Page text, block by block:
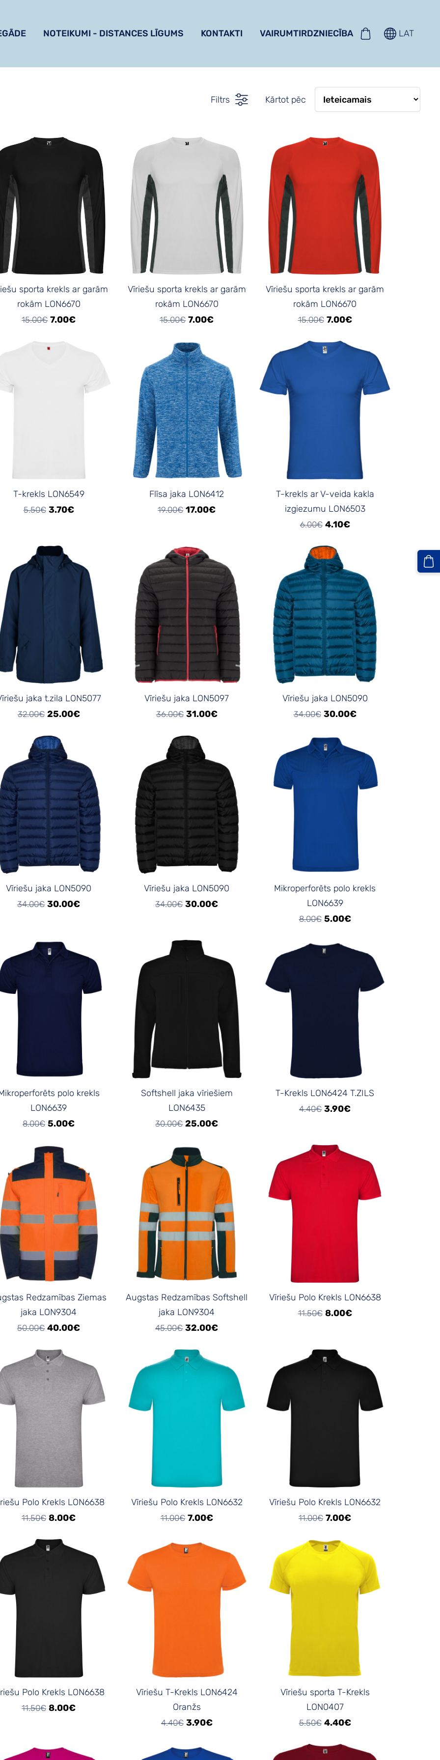
NOTEIKUMI - DISTANCES LĪGUMS KONTAKTI VAIRUMTIRDZNIECĪBA LAT
Filtrs Kārtot pēc
sporta krekls ar garām
rokām LON6670
15.00€ 7.00€
Vīriešu sporta krekls ar garām
rokām LON6670
15.00€ 7.00€
Vīriešu sporta krekls ar garām
rokām LON6670
15.00€ 7.00€
T-krekls LON6549
5.50€ 3.70€
Flīsa jaka LON6412
19.00€ 17.00€
T-krekls ar V-veida kakla
izgiezumu LON6503
6.00€ 4.10€
jaka t.zila LON5077
32.00€ 25.00€
Vīriešu jaka LON5097
36.00€ 31.00€
Vīriešu jaka LON5090
34.00€ 30.00€
Vīriešu jaka LON5090
34.00€ 30.00€
Vīriešu jaka LON5090
34.00€ 30.00€
Mikroperforēts polo krekls
LON6639
8.00€ 5.00€
polo krekls
LON6639
8.00€ 5.00€
Softshell jaka vīriešiem
LON6435
30.00€ 25.00€
T-Krekls LON6424 T.ZILS
4.40€ 3.90€
Redzamības Ziemas
jaka LON9304
50.00€ 40.00€
Augstas Redzamības Softshell
jaka LON9304
45.00€ 32.00€
Vīriešu Polo Krekls LON6638
11.50€ 8.00€
Polo Krekls LON6638
11.50€ 8.00€
Vīriešu Polo Krekls LON6632
11.00€ 7.00€
Vīriešu Polo Krekls LON6632
11.00€ 7.00€
Polo Krekls LON6638
11.50€ 8.00€
Vīriešu T-Krekls LON6424
Oranžs
4.40€ 3.90€
Vīriešu sporta T-Krekls
LON0407
5.50€ 4.40€